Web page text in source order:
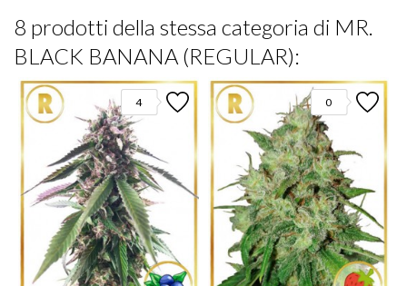
8 prodotti della stessa categoria di MR.
BLACK BANANA (REGULAR):
4 0